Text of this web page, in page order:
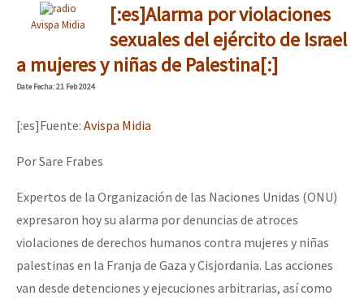
Avispa Midia
[:es]Alarma por violaciones
sexuales del ejército de Israel
a mujeres y niñas de Palestina[:]
DateFecha: 21 Feb 2024
[:es]Fuente: Avispa Midia
Por Sare Frabes
Expertos de la Organización de las Naciones Unidas (ONU)
expresaron hoy su alarma por denuncias de atroces
violaciones de derechos humanos contra mujeres y niñas
palestinas en la Franja de Gaza y Cisjordania. Las acciones
van desde detenciones y ejecuciones arbitrarias, así como